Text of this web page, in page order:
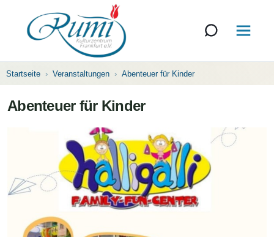
Startseite Veranstaltungen Abenteuer für Kinder
Abenteuer für Kinder